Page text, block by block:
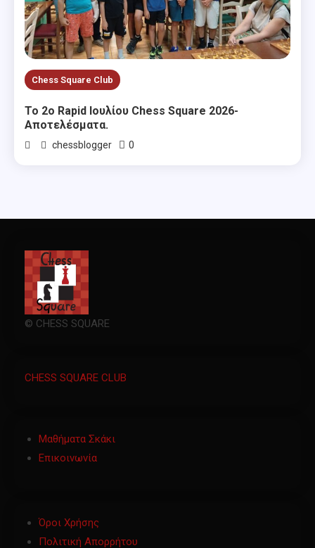
Chess Square Club
Το 2ο Rapid Ιουλίου Chess Square 2026-
Αποτελέσματα.
chessblogger 0
© CHESS SQUARE
CHESS SQUARE CLUB
Μαθήματα Σκάκι
Επικοινωνία
Όροι Χρήσης
Πολιτική Απορρήτου